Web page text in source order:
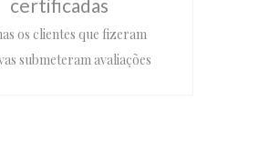
certificadas
os clientes que fizeram
submeteram avaliações